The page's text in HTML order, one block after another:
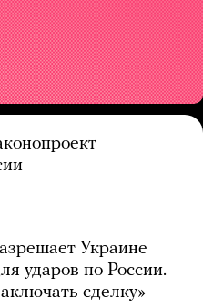
Украине
ударов по России.
сделку»